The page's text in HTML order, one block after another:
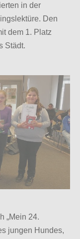
in der
Den
dem 1. Platz
Städt.
„Mein 24.
jungen Hundes,